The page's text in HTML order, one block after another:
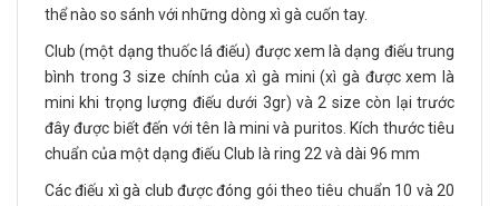
thể nào so sánh với những dòng xì gà cuốn tay.
Club (một dạng thuốc lá điếu) được xem là dạng điếu trung
bình trong 3 size chính của xì gà mini (xì gà được xem là
mini khi trọng lượng điếu dưới 3gr) và 2 size còn lại trước
đây được biết đến với tên là mini và puritos. Kích thước tiêu
chuẩn của một dạng điếu Club là ring 22 và dài 96 mm
Các điếu xì gà club được đóng gói theo tiêu chuẩn 10 và 20